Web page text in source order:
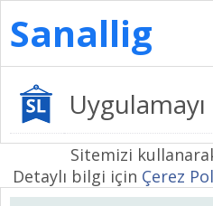
Sanallig
Sitemizi
Detaylı bilgi için Çerez